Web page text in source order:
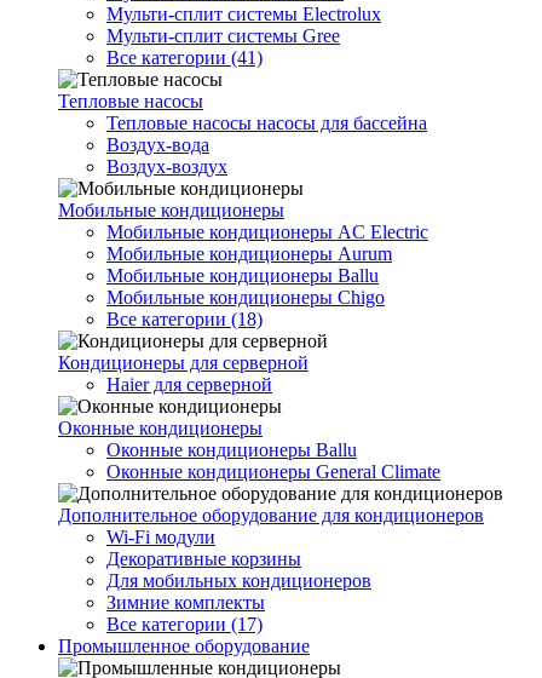
Мульти-сплит системы Electrolux
Мульти-сплит системы Gree
Все категории (41)
Тепловые насосы
Тепловые насосы насосы для бассейна
Воздух-вода
Воздух-воздух
Мобильные кондиционеры
Мобильные кондиционеры AC Electric
Мобильные кондиционеры Aurum
Мобильные кондиционеры Ballu
Мобильные кондиционеры Chigo
Все категории (18)
Кондиционеры для серверной
Haier для серверной
Оконные кондиционеры
Оконные кондиционеры Ballu
Оконные кондиционеры General Climate
Дополнительное оборудование для кондиционеров
Wi-Fi модули
Декоративные корзины
Для мобильных кондиционеров
Зимние комплекты
Все категории (17)
Промышленное оборудование